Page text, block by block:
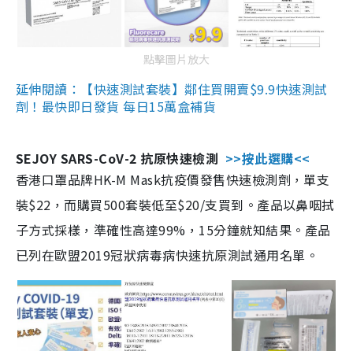
點擊圖片放大
延伸閱讀：【快速測試套裝】鄰住買開賣$9.9快速測試
劑！最快即日發貨 每日15萬盒補貨
SEJOY SARS-CoV-2 抗原快速檢測 >>按此選購<<
香港口罩品牌HK-M Mask抗疫價發售快速檢測劑，單支
裝$22，而購買500套裝低至$20/支買到。產品以鼻咽拭
子方式採樣，準確性高達99%，15分鐘就知結果。產品
已列在歐盟2019冠狀病毒病快速抗原測試通用名單。